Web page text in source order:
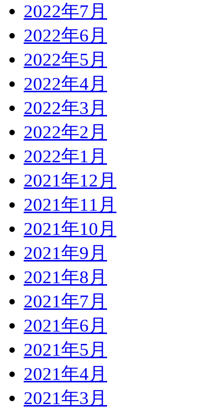
2022年7月
2022年6月
2022年5月
2022年4月
2022年3月
2022年2月
2022年1月
2021年12月
2021年11月
2021年10月
2021年9月
2021年8月
2021年7月
2021年6月
2021年5月
2021年4月
2021年3月